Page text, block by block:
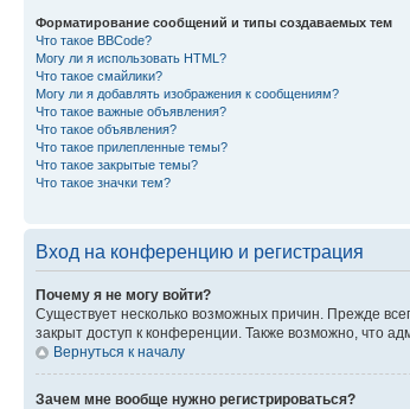
Форматирование сообщений и типы создаваемых тем
Что такое BBCode?
Могу ли я использовать HTML?
Что такое смайлики?
Могу ли я добавлять изображения к сообщениям?
Что такое важные объявления?
Что такое объявления?
Что такое прилепленные темы?
Что такое закрытые темы?
Что такое значки тем?
Вход на конференцию и регистрация
Почему я не могу войти?
Существует несколько возможных причин. Прежде
закрыт доступ к конференции. Также возможно, что
Вернуться к началу
Зачем мне вообще нужно регистрироваться?